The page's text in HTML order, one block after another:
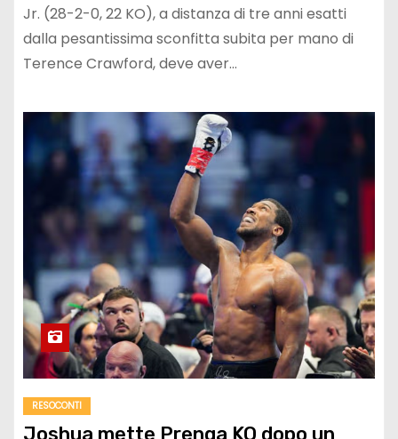
Jr. (28-2-0, 22 KO), a distanza di tre anni esatti
dalla pesantissima sconfitta subita per mano di
Terence Crawford, deve aver…
RESOCONTI
Joshua mette Prenga KO dopo un